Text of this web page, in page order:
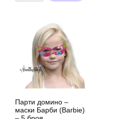
употреба
балона
Парти домино –
маски Барби (Barbie)